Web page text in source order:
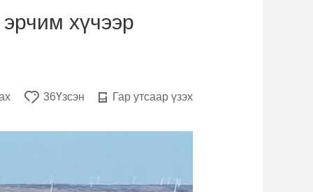
艺术 汽车 数智 5G 产业+
хүчээр
36Үзсэн Гар утсаар үзэх